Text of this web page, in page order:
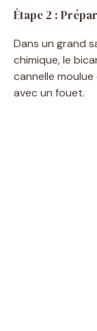
Étape 2 :
Dans un grand
chimique, le
cannelle
avec un fouet.